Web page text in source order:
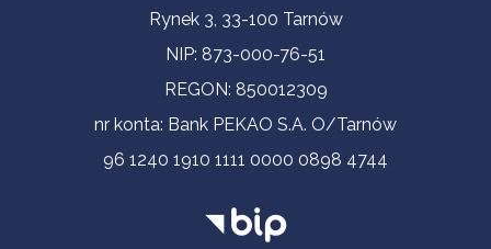
Informacje kontaktoweRynek 3, 33-100 Tarnów
NIP: 873-000-76-51
REGON: 850012309
nr konta: Bank PEKAO S.A. O/Tarnów
96 1240 1910 1111 0000 0898 4744